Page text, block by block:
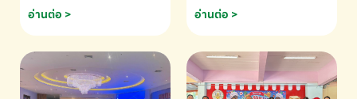
ข้อมูลเพิ่มเติม โทร. 075-691910
อ่านต่อ >
ด.ช.พัทธนันท์ พรหมพันธ์ ชั้น
อนุบาล EP K3 โรงเรียนโชคชัย
แข่งขันคณิตศาสตร์และคณิตคิด
เร็วนานาชาติ ครั้งที่ 46 ประจำปี
2569 ณ ประเทศสิงคโปร์
อ่านต่อ >